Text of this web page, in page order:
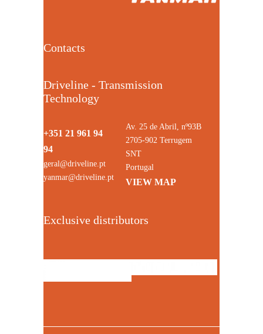
Contacts
Driveline - Transmission
Technology
+351 21 961 94
94
geral@driveline.pt
yanmar@driveline.pt
Av. 25 de Abril, nº93B
2705-902 Terrugem
SNT
Portugal
VIEW MAP
Exclusive distributors